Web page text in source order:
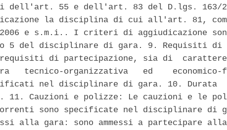
dell'art. 55 e dell'art. 83 del D.lgs. 163/
la disciplina di cui all'art. 81,
2006 e s.m.i.. I criteri di aggiudicazione
5 del disciplinare di gara. 9. Requisiti di
di partecipazione, sia di
tecnico-organizzativa   ed
nel disciplinare di gara. 10. Durata
11. Cauzioni e polizze: Le cauzioni e le
sono specificate nel disciplinare di
alla gara: sono ammessi a partecipare